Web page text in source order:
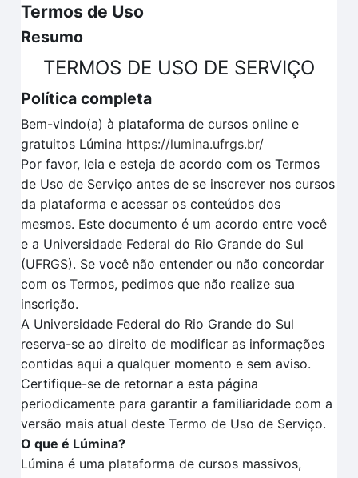
Termos de Uso
Resumo
TERMOS DE USO DE SERVIÇO
Política completa
Bem-vindo(a) à plataforma de cursos online e
gratuitos Lúmina https://lumina.ufrgs.br/
Por favor, leia e esteja de acordo com os Termos
de Uso de Serviço antes de se inscrever nos cursos
da plataforma e acessar os conteúdos dos
mesmos. Este documento é um acordo entre você
e a Universidade Federal do Rio Grande do Sul
(UFRGS). Se você não entender ou não concordar
com os Termos, pedimos que não realize sua
inscrição.
A Universidade Federal do Rio Grande do Sul
reserva-se ao direito de modificar as informações
contidas aqui a qualquer momento e sem aviso.
Certifique-se de retornar a esta página
periodicamente para garantir a familiaridade com a
versão mais atual deste Termo de Uso de Serviço.
O que é Lúmina?
Lúmina é uma plataforma de cursos massivos,